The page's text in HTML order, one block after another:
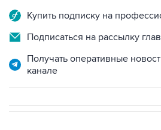
Купить подписку на
Подписаться на рассылку
Получать оперативные
канале